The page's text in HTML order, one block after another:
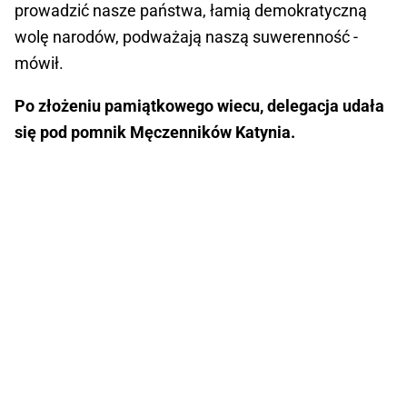
prowadzić nasze państwa, łamią demokratyczną
wolę narodów, podważają naszą suwerenność -
mówił.
Po złożeniu pamiątkowego wiecu, delegacja udała
się pod pomnik Męczenników Katynia.